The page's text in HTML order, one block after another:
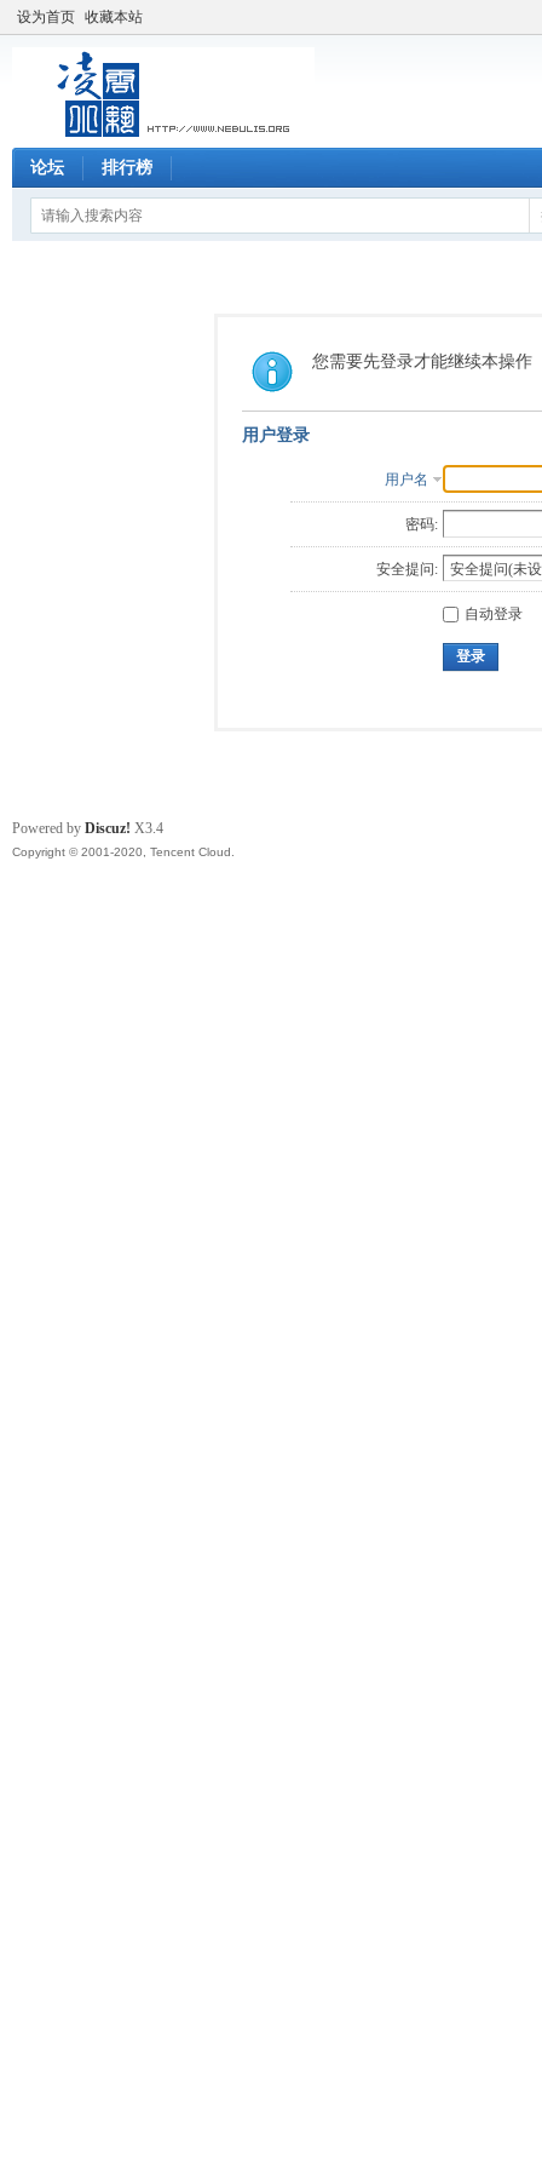
设为首页 收藏本站
论坛 排行榜
您需要先登录才能继续本操作
用户登录
用户名
密码:
安全提问:
自动登录
登录
Powered by Discuz! X3.4
Copyright © 2001-2020, Tencent Cloud.